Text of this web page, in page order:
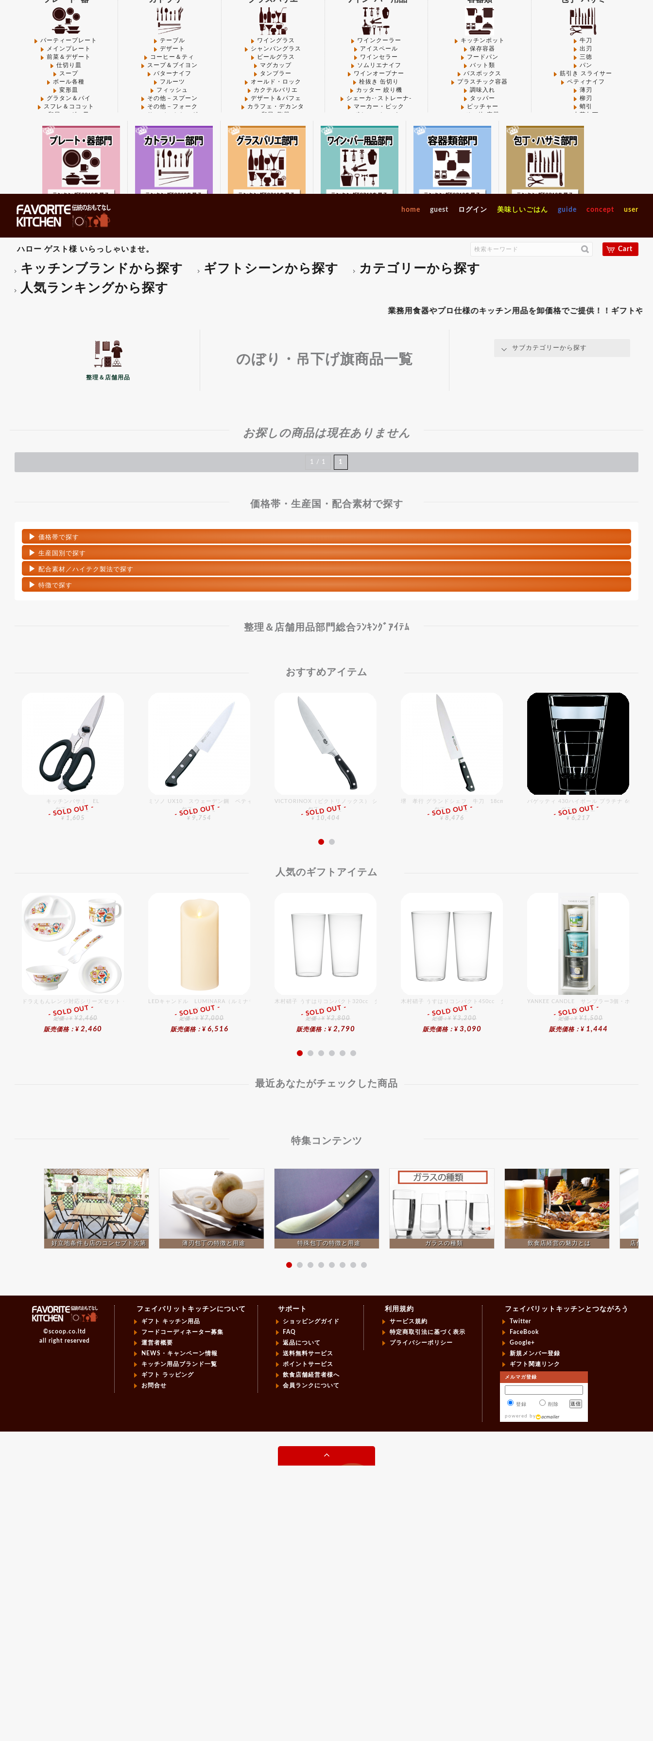
: Use of undefined constant small - assumed 'small' (this will throw an Error in a future version of PHP) in
/mnt/disk1/www/favorite-kitchen/pub/shop/wp-
content/themes/FAVORITE-KITCHEN/functions.php
on line
: Use of undefined constant thumbnail - assumed 'thumbnail' (this will throw an Error in a future version of PHP) in/mnt/disk1/www/favorite-
kitchen/pub/shop/wp-content/themes/FAVORITE-KITCHEN/functions.php on line
: Use of undefined constant large - assumed 'large' (this will throw an Error in a future version of PHP) in
/mnt/disk1/www/favorite-kitchen/pub/shop/wp-
content/themes/FAVORITE-KITCHEN/functions.php
on line 1069
: Use of undefined constant thumbnail - assumed 'thumbnail' (this will throw an Error in a future version of PHP) in /mnt/disk1/www/favorite-
kitchen/pub/shop/wp-content/themes/FAVORITE-KITCHEN/functions.phpon line
: Use of undefined constant midium - assumed 'midium' (this will throw an Error in a future version of PHP) in/mnt/disk1/www/favorite-
kitchen/pub/shop/wp-content/themes/FAVORITE-KITCHEN/functions.phpon line1072
: Use of undefined constant thumbnail - assumed 'thumbnail' (this will throw an Error in a future version of PHP) in
/mnt/disk1/www/favorite-
kitchen/pub/shop/wp-content/themes/FAVORITE-KITCHEN/functions.php
on line 1072
: "continue" targeting switch is equivalent to "break". Did you mean to use "continue 2"? in
/mnt/disk1/www/favorite-kitchen/pub/shop/wp-
content/plugins/all-in-one-seo-pack/modules/aioseop_opengraph.phpon line 825
home guest ログイン 美味しいごはん guide concept user
ハロー ゲスト様 いらっしゃいませ。 Cart
キッチンブランドから探す ギフトシーンから探す
カテゴリーから探す
人気ランキングから探す
業務用食器やプロ仕様のキッチン用品を卸価格でご提供！！ギフトやプレ
バキュ
パーティープレート
メインプレート
前菜＆デザート
仕切り皿
スープ
ボール各種
変形皿
グラタン＆パイ
スフレ＆ココット
コーヒー＆ティ
プラスチック各種
その他-器
テーブル
デザート
コーヒー＆ティ
スープ＆ブイヨン
バターナイフ
フルーツ
フィッシュ
その他－スプーン
その他－フォーク
中華
その他-カトラリー
ワイングラス
シャンパングラス
ビールグラス
マグカップ
タンブラー
オールド・ロック
カクテルバリエ
デザート＆パフェ
カラフェ・デカンタ
ワインクーラー
アイスペール
ワインセラー
ソムリエナイフ
ワインオープナー
栓抜き 缶切り
カッター 絞り機
シェーカ-･ストレーナ-
マーカー・ピック
キッチンポット
保存容器
フードパン
バット類
バスボックス
プラスチック容器
調味入れ
タッパー
ピッチャー
牛刀
出刃
三徳
パン
筋引き スライサー
ペティナイフ
薄刃
柳刃
蛸引
その他-ハサミ類
マナ板類
フライパン･鍋
グリルパン
寸胴鍋
雪平鍋
鉄鍋
キャセロール鍋
土鍋
タジン鍋
ミトン
卓上＆調理小物
デイスペンサ-･ボトル類
マッシャー・グレーター
ヘラ・スパチュラ
ターナー・泡立
レードル各種
製菓･ベ-カ-リ-
口金・回転台
クッキー型
調理機械
ミキサー＆ジューサー
はかり・タイマー
アイスクリームマシン
整理＆店舗用品
シンク周り
のぼり・吊下げ旗
オープンプレート
メニューブック
5,000円～9,999円
25,000円～29,999円
30,000円以上
サブカテゴリーから探す
all 整理＆店舗用品
キッチン収納
シンク周り
ラック
のぼり・吊下げ旗
伝票ホルダー
その他-店舗用品
整理＆店舗用品
のぼり・吊下げ旗商品一覧
お探しの商品は現在ありません
1 / 1 1
価格帯・生産国・配合素材で探す
価格帯で探す
生産国別で探す
配合素材／ハイテク製法で探す
特徴で探す
整理＆店舗用品部門総合ﾗﾝｷﾝｸﾞｱｲﾃﾑ
おすすめアイテム
キッチンバサミ EL
包丁・ハサミ
¥ 1,605
- SOLD OUT -
ミソノ UX10 スウェーデン鋼 ペティーナイフ 13cm
包丁・ハサミ
¥ 9,754
- SOLD OUT -
VICTORINOX（ビクトリノックス） シェフナイフ 20cm
包丁・ハサミ
¥ 10,404
- SOLD OUT -
堺 孝行 グランドシェフ 牛刀 18cm
包丁・ハサミ
¥ 8,476
- SOLD OUT -
バゲッティ 430ハイボール プラチナ 6個入りセ
グラスバリエ
¥ 6,217
- SOLD OUT -
人気のギフトアイテム
ドラえもんレンジ対応シリーズセット セット販売商品です。
ギフト
定価：¥ ¥2,460
販売価格：¥ 2,460
- SOLD OUT -
LEDキャンドル LUMINARA（ルミナラ） アイボリー ピラー4x9 ギフトボックス入り
ギフト
定価：¥ ¥7,000
販売価格：¥ 6,516
- SOLD OUT -
木村硝子 うすはりコンパクト320cc タンブラーグラスギフトセット（2個入り）
ギフト
定価：¥ ¥2,800
販売価格：¥ 2,790
- SOLD OUT -
木村硝子 うすはりコンパクト450cc タンブラーグラスギフトセット（2個入り）
ギフト
定価：¥ ¥3,200
販売価格：¥ 3,090
- SOLD OUT -
YANKEE CANDLE サンプラー3個・ホルダー
ギフト
定価：¥ ¥1,500
販売価格：¥ 1,444
- SOLD OUT -
最近あなたがチェックした商品
特集コンテンツ
好立地条件も店のコンセプト次第 薄刃包丁の特徴と用途 特殊包丁の特徴と用途 ガラスの種類 飲食店経営の魅力とは 店作り
©scoop.co.ltd
all right reserved
フェイバリットキッチンについて
ギフト キッチン用品
フードコーディネーター募集
運営者概要
NEWS・キャンペーン情報
キッチン用品ブランド一覧
ギフト ラッピング
お問合せ
サポート
ショッピングガイド
FAQ
返品について
送料無料サービス
ポイントサービス
飲食店舗経営者様へ
会員ランクについて
利用規約
サービス規約
特定商取引法に基づく表示
プライバシーポリシー
フェイバリットキッチンとつながろう
Twitter
FaceBook
Google+
新規メンバー登録
ギフト関連リンク
メルマガ登録
登録 削除
powered by